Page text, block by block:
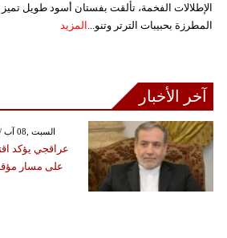
الإطلالات الفخمة، تألقت بفستان أسود طويل تميز
المطرزة بحبيبات الترتر وتنو... المزيد
آخر الأخبار
GMT 13:25 2026 السبت ,08 آب / أغسطس
عراقجي يؤكد
على مسار